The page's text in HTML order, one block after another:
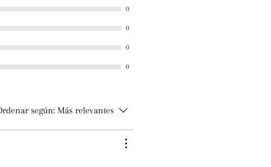
0
0
0
0
según: Más relevantes